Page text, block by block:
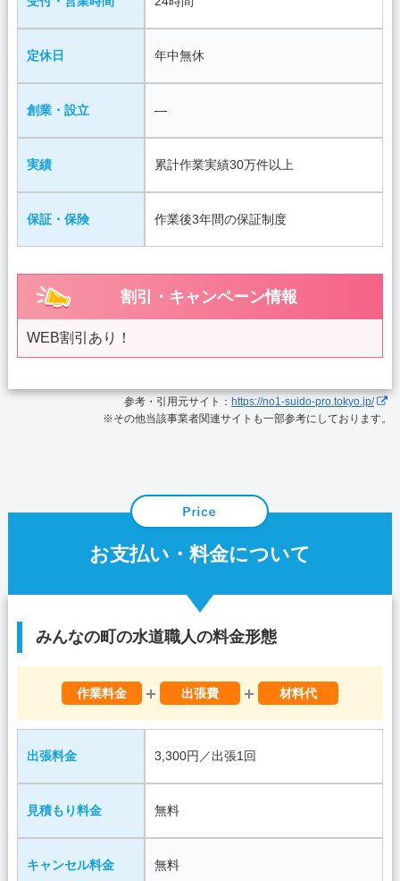
定休日 年中無休
創業・設立 ―
実績 累計作業実績30万件以上
保証・保険 作業後3年間の保証制度
割引・キャンペーン情報
WEB割引あり！
参考・引用元サイト： https://no1-suido-pro.tokyo.jp/
※その他当該事業者関連サイトも一部参考にしております。
お支払い・料金について
みんなの町の水道職人の料金形態
作業料金 出張費 材料代
出張料金 3,300円／出張1回
見積もり料金 無料
キャンセル料金 無料